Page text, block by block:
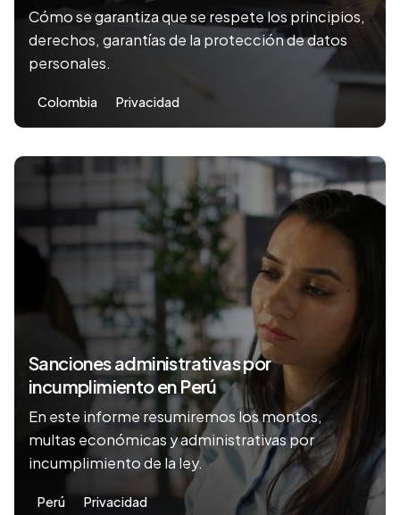
Cómo se garantiza que se respete los principios,
derechos, garantías de la protección de datos
personales.
Colombia Privacidad
Sanciones administrativas por
incumplimiento en Perú
En este informe resumiremos los montos,
multas económicas y administrativas por
incumplimiento de la ley.
Perú Privacidad